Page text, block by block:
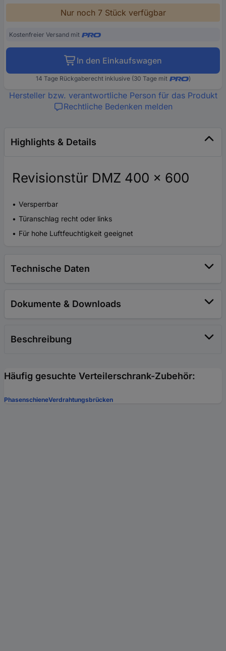
Nur noch 7 Stück verfügbar
Kostenfreier Versand mit
In den Einkaufswagen
14 Tage Rückgaberecht inklusive (30 Tage mit )
Hersteller bzw. verantwortliche Person für das Produkt
Rechtliche Bedenken melden
Highlights & Details
Revisionstür DMZ 400 x 600
Versperrbar
Türanschlag recht oder links
Für hohe Luftfeuchtigkeit geeignet
Technische Daten
Dokumente & Downloads
Beschreibung
Häufig gesuchte Verteilerschrank-Zubehör:
PhasenschieneVerdrahtungsbrücken